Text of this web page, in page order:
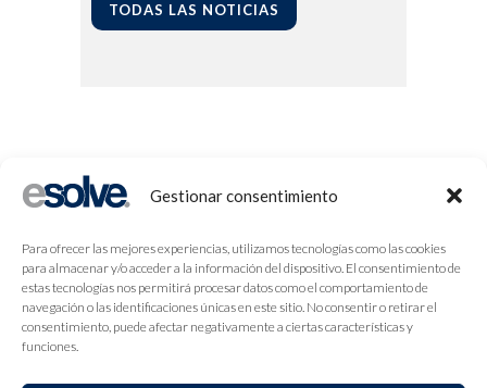
Gestionar consentimiento
Para ofrecer las mejores experiencias, utilizamos tecnologías como las cookies
para almacenar y/o acceder a la información del dispositivo. El consentimiento de
estas tecnologías nos permitirá procesar datos como el comportamiento de
navegación o las identificaciones únicas en este sitio. No consentir o retirar el
consentimiento, puede afectar negativamente a ciertas características y
funciones.
TODAS LAS NOTICIAS